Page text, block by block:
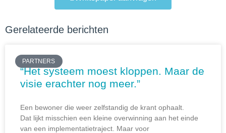
Gerelateerde berichten
PARTNERS
“Het systeem moest kloppen. Maar de
visie erachter nog meer.”
Een bewoner die weer zelfstandig de krant ophaalt.
Dat lijkt misschien een kleine overwinning aan het einde
van een implementatietraject. Maar voor